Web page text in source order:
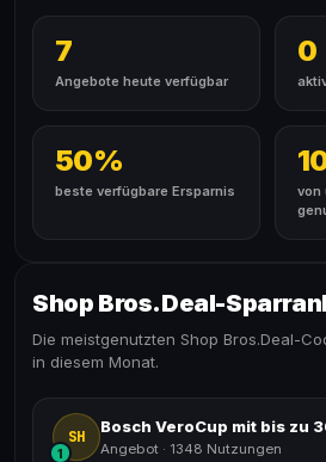
7
Angebote heute verfügbar
0
50%
beste verfügbare Ersparnis
von
Shop Bros.Deal-
Die meistgenutzten Shop Bros.Deal-
in diesem Monat.
SH
1
Bosch VeroCup mit bis zu
Angebot · 1348 Nutzungen